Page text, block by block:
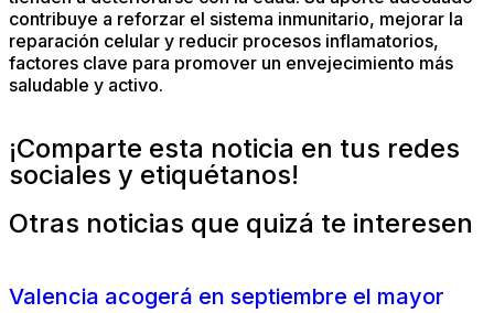
contribuye a reforzar el sistema inmunitario, mejorar la
reparación celular y reducir procesos inflamatorios,
factores clave para promover un envejecimiento más
saludable y activo.
¡Comparte esta noticia en tus redes
sociales y etiquétanos!
Otras noticias que quizá te interesen
Valencia acogerá en septiembre el mayor